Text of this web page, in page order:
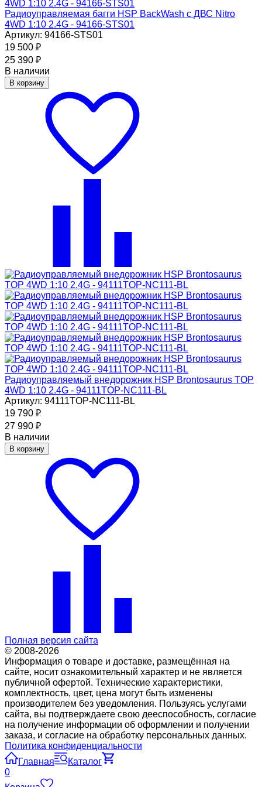
Радиоуправляемая багги HSP BackWash с ДВС Nitro
4WD 1:10 2.4G - 94166-STS01
Артикул: 94166-STS01
19 500 ₽
25 390 ₽
В наличии
В корзину
Радиоуправляемый внедорожник HSP Brontosaurus TOP
4WD 1:10 2.4G - 94111TOP-NC111-BL
Артикул: 94111TOP-NC111-BL
19 790 ₽
27 990 ₽
В наличии
В корзину
Полная версия сайта
© 2008-2026
Информация о товаре и доставке, размещённая на
сайте, носит ознакомительный характер и не является
публичной офертой. Технические характеристики,
комплектность, цвет, цена могут быть изменены
производителем без уведомления. Пользуясь услугами
сайта, вы подтверждаете свою дееспособность, согласие
на получение информации об оформлении и получении
заказа, и согласие на обработку персональных данных.
Политика конфиденциальности
Главная
Каталог
0